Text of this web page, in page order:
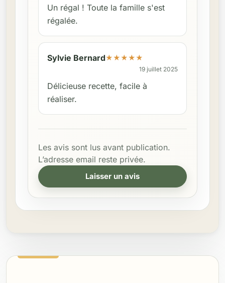
Un régal ! Toute la famille s'est
régalée.
Sylvie Bernard★★★★★
19 juillet 2025
Délicieuse recette, facile à
réaliser.
Les avis sont lus avant publication.
L’adresse email reste privée.
Laisser un avis